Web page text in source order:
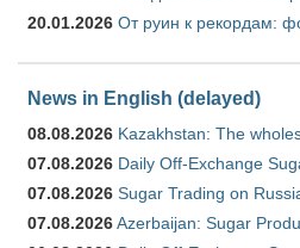
20.01.2026 От руин к рекордам:
News in English (delayed)
08.08.2026 Kazakhstan: The
07.08.2026 Daily Off-Exchange
07.08.2026 Sugar Trading on
07.08.2026Azerbaijan: Sugar